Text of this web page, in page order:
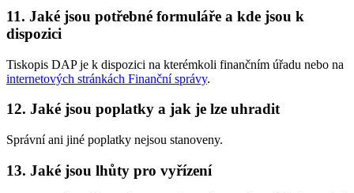
11. Jaké jsou potřebné formuláře a kde jsou k
dispozici
Tiskopis DAP je k dispozici na kterémkoli finančním úřadu nebo na
internetových stránkách Finanční správy.
12. Jaké jsou poplatky a jak je lze uhradit
Správní ani jiné poplatky nejsou stanoveny.
13. Jaké jsou lhůty pro vyřízení